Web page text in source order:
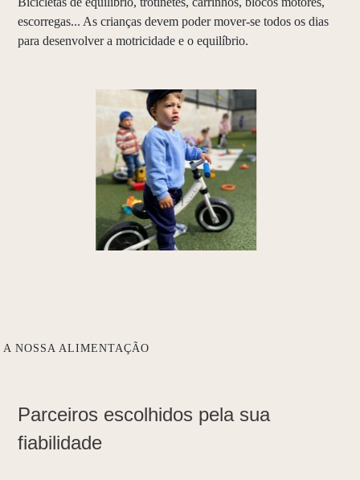
escorregas... As crianças devem poder mover-se todos os dias
para desenvolver a motricidade e o equilíbrio.
A NOSSA ALIMENTAÇÃO
Parceiros escolhidos pela sua
fiabilidade